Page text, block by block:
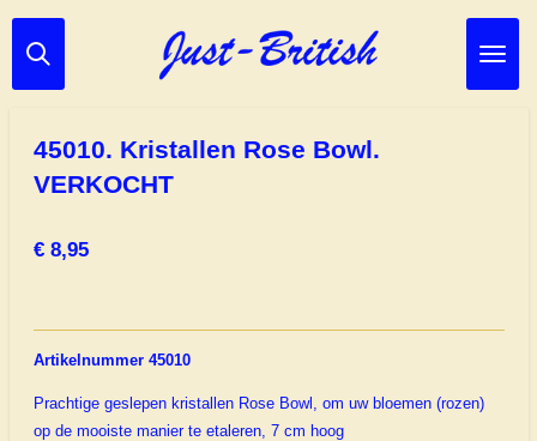
Ga
direct
45010. Kristallen Rose Bowl.
VERKOCHT
€ 8,95
Artikelnummer 45010
Prachtige geslepen kristallen Rose Bowl, om uw bloemen (rozen)
op de mooiste manier te etaleren, 7 cm hoog